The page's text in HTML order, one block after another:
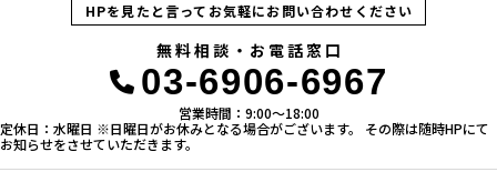
HPを見たと言ってお気軽にお問い合わせください
無料相談・お電話窓口
03-6906-6967
営業時間：9:00〜18:00
定休日：水曜日 ※日曜日がお休みとなる場合がございます。 その際は随時HPにて
お知らせをさせていただきます。